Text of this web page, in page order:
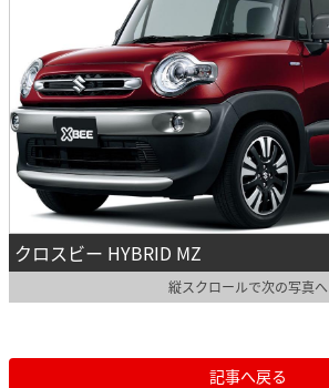
クロスビー HYBRID MZ
縦スクロールで次の写真へ
記事へ戻る